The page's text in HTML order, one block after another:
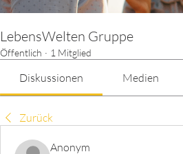
LebensWelten Gruppe
Öffentlich · 1 Mitglied
Diskussionen Medien
Zurück
Anonym